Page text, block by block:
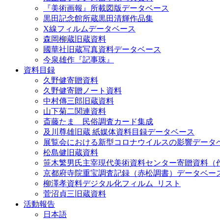
『美術画報』所載図版データベース
黒田記念館所蔵黒田清輝作品集
X線フィルムデータベース
森岡柳蔵旧蔵資料
國華社旧蔵写真資料データベース
今泉雄作『記事珠』
資料目録
久野健寄贈資料
久野健寄贈ノート資料
中村傳三郎旧蔵資料
山下菊二関連資料
斎藤たま 民俗調査カード集成
及川尊雄旧蔵 紙媒体資料目録データベース
展覧会における新型コロナウイルスの影響データ
松島健旧蔵資料
笹木繁男氏主宰現代美術資料センター寄贈資料（
京都府寺院重宝調査記録（赤松調書）データベー
柳澤孝資料デジタル化フィルム_リスト
菅沼貞三旧蔵資料
活動報告
日本語